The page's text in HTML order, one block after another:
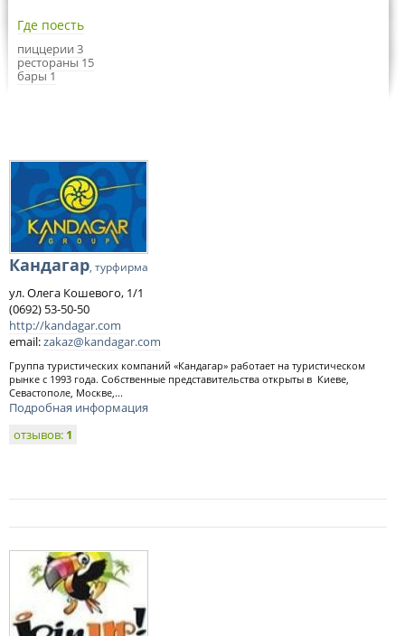
Где поесть
пиццерии 3
рестораны 15
бары 1
Кандагар, турфирма
ул. Олега Кошевого, 1/1
(0692) 53-50-50
http://kandagar.com
email:zakaz@kandagar.com
Группа туристических компаний «Кандагар» работает на туристическом
рынке с 1993 года. Собственные представительства открыты в Киеве,
Севастополе, Москве,...
Подробная информация
отзывов: 1